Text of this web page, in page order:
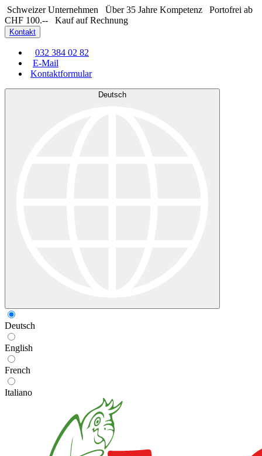
Schweizer Unternehmen Über 35 Jahre Kompetenz
Portofrei ab
CHF 100.--
Kauf auf Rechnung
Kontakt
032 384 02 82
E-Mail
Kontaktformular
Deutsch
Deutsch
English
French
Italiano